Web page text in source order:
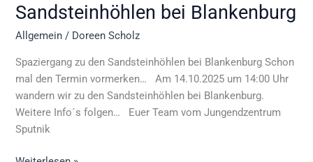
Sandsteinhöhlen bei Blankenburg
Allgemein / Doreen Scholz
Spaziergang zu den Sandsteinhöhlen bei Blankenburg Schon
mal den Termin vormerken… Am 14.10.2025 um 14:00 Uhr
wandern wir zu den Sandsteinhöhlen bei Blankenburg.
Weitere Info´s folgen… Euer Team vom Jungendzentrum
Sputnik